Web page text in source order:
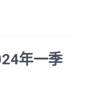
年一季